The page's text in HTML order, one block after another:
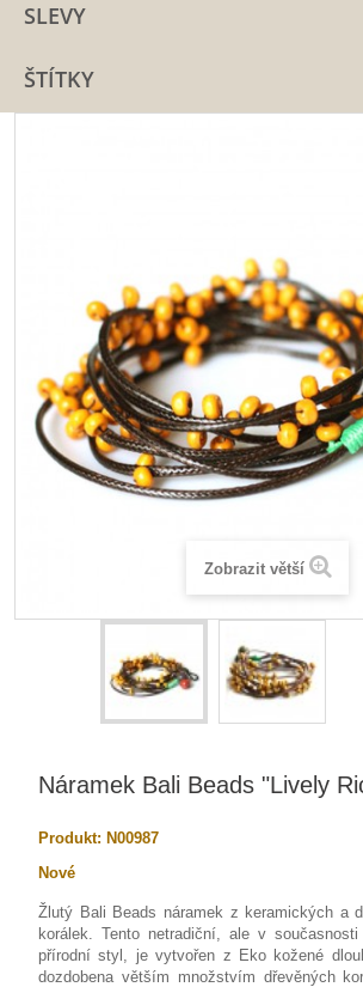
SLEVY
ŠTÍTKY
Zobrazit větší
Náramek Bali Beads "Lively
Produkt: N00987
Nové
Žlutý Bali Beads náramek z keramických a
korálek. Tento netradiční, ale v
přírodní styl, je vytvořen z Eko kožené
dozdobena větším množstvím dřevěných